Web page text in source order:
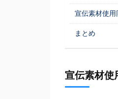
宣伝素材使
まとめ
宣伝素材使